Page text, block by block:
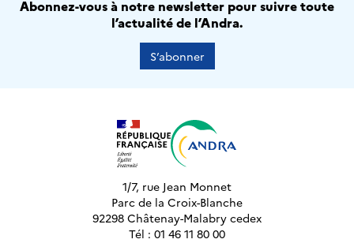
Abonnez-vous à notre newsletter pour suivre toute
l’actualité de l’Andra.
S’abonner
1/7, rue Jean Monnet
Parc de la Croix-Blanche
92298 Châtenay-Malabry cedex
Tél : 01 46 11 80 00